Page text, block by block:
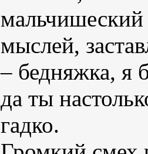
мальчишеский
мыслей,
– бедняжка, я
да ты
гадко.